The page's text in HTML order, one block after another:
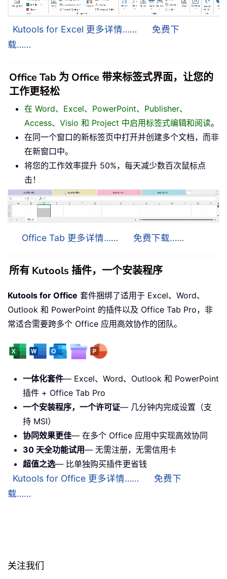
Kutools for Excel 更多详情……
免费下
载……
Office Tab 为 Office 带来标签式界面，让您的
工作更轻松
在 Word、Excel、PowerPoint、Publisher、
Access、Visio 和 Project 中启用标签式编辑和阅读。
在同一个窗口的新标签页中打开并创建多个文档，而非
在新窗口中。
将您的工作效率提升 50%，每天减少数百次鼠标点
击！
Office Tab 更多详情…… 免费下载……
所有 Kutools 插件，一个安装程序
Kutools for Office 套件捆绑了适用于 Excel、Word、
Outlook 和 PowerPoint 的插件以及 Office Tab Pro，非
常适合需要跨多个 Office 应用高效协作的团队。
一体化套件— Excel、Word、Outlook 和 PowerPoint
插件 + Office Tab Pro
一个安装程序，一个许可证— 几分钟内完成设置（支
持 MSI）
协同效果更佳— 在多个 Office 应用中实现高效协同
30 天全功能试用— 无需注册，无需信用卡
超值之选— 比单独购买插件更省钱
Kutools for Office 更多详情……
免费下
载……
关注我们